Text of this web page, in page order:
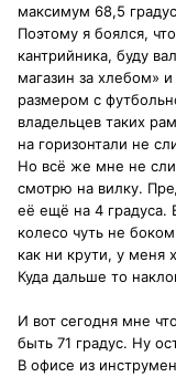
максимум 68,5
Поэтому я боялся,
кантрийника, буду
магазин за хлебом»
размером с
владельцев таких
на горизонтали не
Но всё же мне не
смотрю на вилку.
её ещё на 4
колесо чуть не
как ни крути, у меня
Куда дальше то
И вот сегодня мне
быть 71 градус. Ну
В офисе из